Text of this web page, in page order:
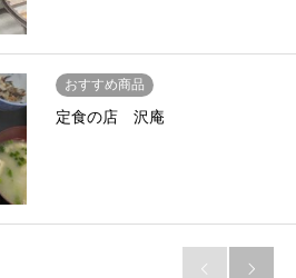
おすすめ商品
定食の店 沢庵
 